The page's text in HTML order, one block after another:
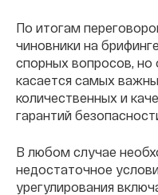
По итогам
чиновники на брифинге
спорных вопросов, но
касается самых
количественных и
гарантий
В любом случае
недостаточное
урегулирования